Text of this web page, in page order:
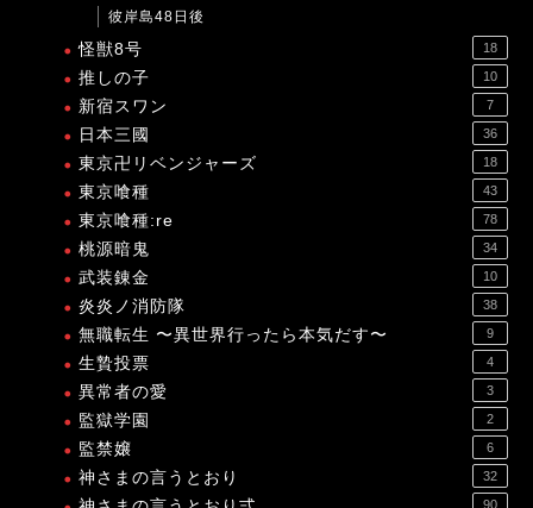
彼岸島48日後
怪獣8号 18
推しの子 10
新宿スワン 7
日本三國 36
東京卍リベンジャーズ 18
東京喰種 43
東京喰種:re 78
桃源暗鬼 34
武装錬金 10
炎炎ノ消防隊 38
無職転生 〜異世界行ったら本気だす〜 9
生贄投票 4
異常者の愛 3
監獄学園 2
監禁嬢 6
神さまの言うとおり 32
90